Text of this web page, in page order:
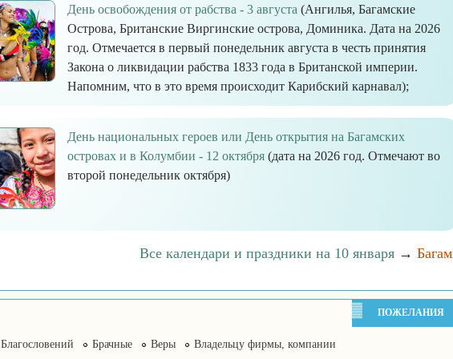
День освобождения от рабства - 3 августа (Ангилья, Багамские
Острова, Британские Виргинские острова, Доминика. Дата на 2026
год. Отмечается в первый понедельник августа в честь принятия
Закона о ликвидации рабства 1833 года в Британской империи.
Напомним, что в это время происходит Карибский карнавал);
День национальных героев или День открытия на Багамских
островах и в Колумбии - 12 октября (дата на 2026 год. Отмечают во
второй понедельник октября)
Все календари и праздники на 10 января →
ПОЖЕЛАНИЯ
Благословений Брачные Веры
Владельцу фирмы, компании